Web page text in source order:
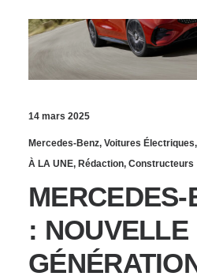
14 mars 2025
Mercedes-Benz, Voitures Électriques,
À LA UNE, Rédaction, Constructeurs
: NOUVELLE